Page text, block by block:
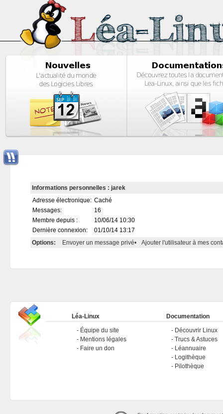
Informations personnelles : jarek
Adresse électronique: Caché
Messages:
16
Membre depuis :
10/06/14 10:30
Dernière connexion:
01/10/14 13:17
Options:
Envoyer un message privé• Ajouter l'utilisateur à mes
Léa-Linux
Équipe du site
Mentions légales
Faire un don
Documentation
Découvrir Linux
Trucs & Astuces
Léannuaire
Logithèque
Pilothèque